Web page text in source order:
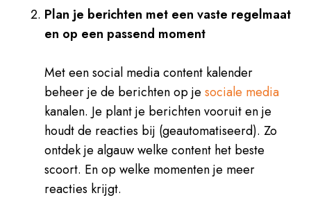
Plan je berichten met een vaste regelmaat
en op een passend moment
Met een social media content kalender
beheer je de berichten op je sociale media
kanalen. Je plant je berichten vooruit en je
houdt de reacties bij (geautomatiseerd). Zo
ontdek je algauw welke content het beste
scoort. En op welke momenten je meer
reacties krijgt.